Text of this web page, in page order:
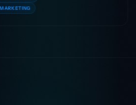
met scherpere
en efficiënte